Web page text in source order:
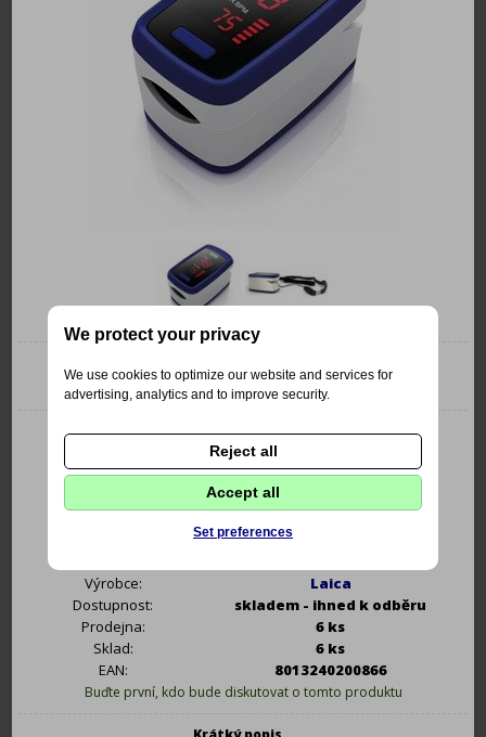
Laica EA1007 Prstový pulzní oxymeter
Výrobce:
Laica
Dostupnost:
skladem - ihned k odběru
Prodejna:
6 ks
Sklad:
6 ks
EAN:
8013240200866
Buďte první, kdo bude diskutovat o tomto produktu
We protect your privacy
We use cookies to optimize our website and services for
advertising, analytics and to improve security.
Reject all
Accept all
Set preferences